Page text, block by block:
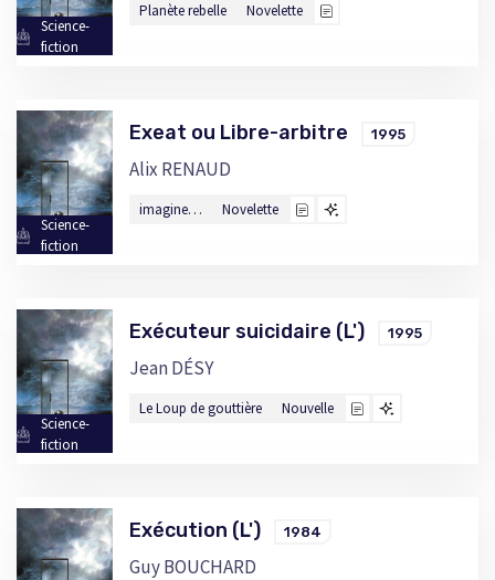
Science-
fiction
Planète rebelle Novelette
Science-
fiction
Exeat ou Libre-arbitre 1995
Alix RENAUD
imagine… Novelette
Science-
fiction
Exécuteur suicidaire (L') 1995
Jean DÉSY
Le Loup de gouttière Nouvelle
Exécution (L') 1984
Guy BOUCHARD